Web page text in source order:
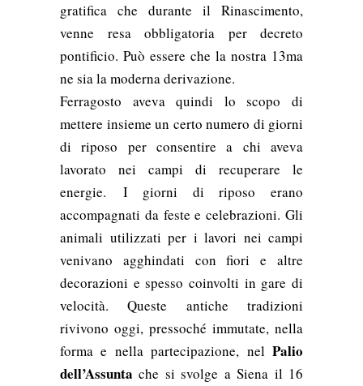
gratifica che durante il Rinascimento,
venne resa obbligatoria per decreto
pontificio. Può essere che la nostra 13ma
ne sia la moderna derivazione.
Ferragosto aveva quindi lo scopo di
mettere insieme un certo numero di giorni
di riposo per consentire a chi aveva
lavorato nei campi di recuperare le
energie. I giorni di riposo erano
accompagnati da feste e celebrazioni. Gli
animali utilizzati per i lavori nei campi
venivano agghindati con fiori e altre
decorazioni e spesso coinvolti in gare di
velocità. Queste antiche tradizioni
rivivono oggi, pressoché immutate, nella
forma e nella partecipazione, nel Palio
dell’Assunta che si svolge a Siena il 16